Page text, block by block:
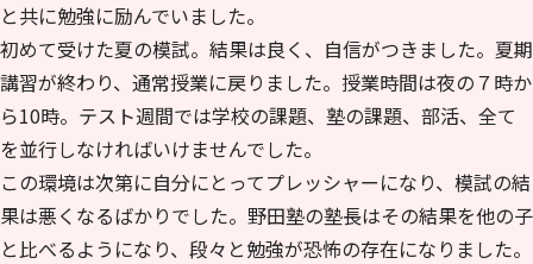
と共に勉強に励んでいました。
初めて受けた夏の模試。結果は良く、自信がつきました。夏期
講習が終わり、通常授業に戻りました。授業時間は夜の７時か
ら10時。テスト週間では学校の課題、塾の課題、部活、全て
を並行しなければいけませんでした。
この環境は次第に自分にとってプレッシャーになり、模試の結
果は悪くなるばかりでした。野田塾の塾長はその結果を他の子
と比べるようになり、段々と勉強が恐怖の存在になりました。